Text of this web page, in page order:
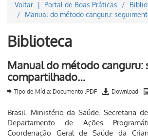
Voltar Portal de Boas Práticas
Manual do método canguru:
Biblioteca
Manual do método canguru:
compartilhado…
Tipo de Mídia: Documento .PDF Download
Brasil. Ministério da Saúde. Secretaria
Departamento de Ações
Coordenação Geral de Saúde da